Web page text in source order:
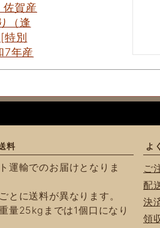
佐賀産
（逢
別
7年産
料
運輸でのお届けとなりま
とに送料が異なります。
量25kgまでは1個口になり
よ
ご
配
決
領